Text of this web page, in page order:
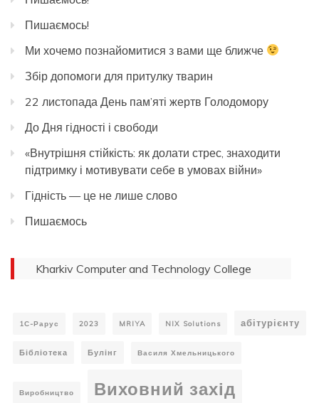
Пишаємось!
Ми хочемо познайомитися з вами ще ближче
Збір допомоги для притулку тварин
22 листопада День пам’яті жертв Голодомору
До Дня гідності і свободи
«Внутрішня стійкість: як долати стрес, знаходити
підтримку і мотивувати себе в умовах війни»
Гідність — це не лише слово
Пишаємось
Kharkiv Computer and Technology College
1С-Рарус 2023 MRIYA NIX Solutions абітурієнту
Бібліотека Булінг Василя Хмельницького
Виробництво Виховний захід